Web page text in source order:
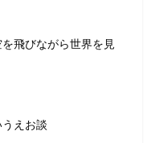
飛びながら世界を見
えお談